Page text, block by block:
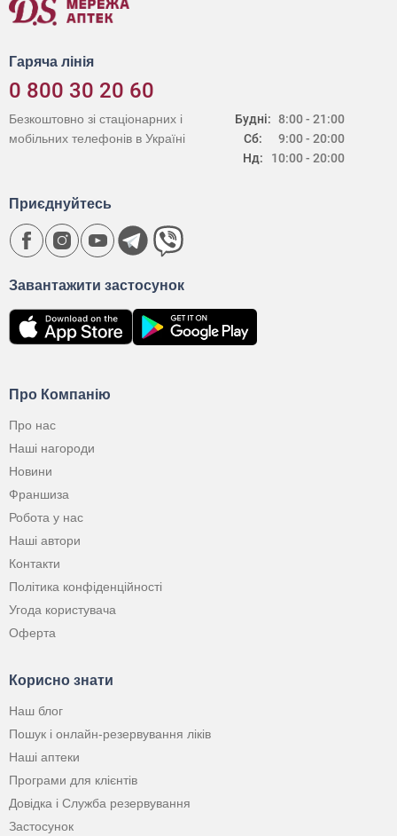
Гаряча лінія
0 800 30 20 60
Будні:
Сб:
Нд:
8:00 - 21:00
9:00 - 20:00
10:00 - 20:00
Безкоштовно зі стаціонарних і
мобільних телефонів в Україні
Про Компанію
Про нас
Наші нагороди
Новини
Франшиза
Робота у нас
Наші автори
Контакти
Політика конфіденційності
Угода користувача
Оферта
Корисно знати
Наш блог
Пошук і онлайн-резервування ліків
Наші аптеки
Програми для клієнтів
Довідка і Служба резервування
Застосунок
Завантажити застосунок
Приєднуйтесь